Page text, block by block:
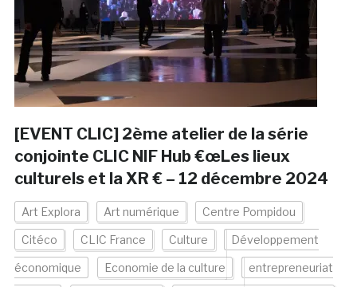
[EVENT CLIC] 2ème atelier de la série
conjointe CLIC NIF Hub €œLes lieux
culturels et la XR € – 12 décembre 2024
Art Explora Art numérique Centre Pompidou
Citéco CLIC France Culture Développement
économique Economie de la culture entrepreneuriat